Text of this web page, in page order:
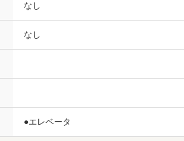
なし
なし
●エレベータ